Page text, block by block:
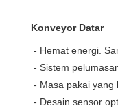
Konveyor Datar
- Hemat energi.
- Sistem
- Masa pakai yang
- Desain sensor